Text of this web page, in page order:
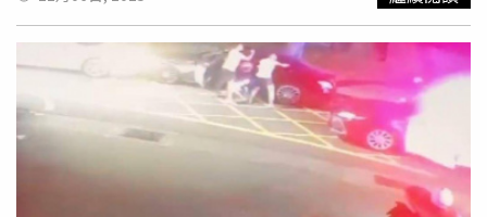
處失去控制，車頭狠狠撞上電杆，整輛車嚴重毀損，前方零
件四散，畫面怵目驚心。所幸駕駛本人並未受傷，未波及其
他人車，沒有釀成更大傷亡。警方獲報後立即到場處理，經
酒測確認吳姓老闆並無酒駕情形，本次事故也未涉及其他車
輛碰撞，詳細肇事原因仍有待進一步調查釐清，由於該輛法
拉利為顧客所有，且車輛損壞程度相當嚴重，後續維修費用
恐高達數百萬元，吳姓老闆恐將面臨巨額賠償壓力。事故發
生當下正值下班通勤尖峰，澄觀路往仁武方向嚴重回堵，因